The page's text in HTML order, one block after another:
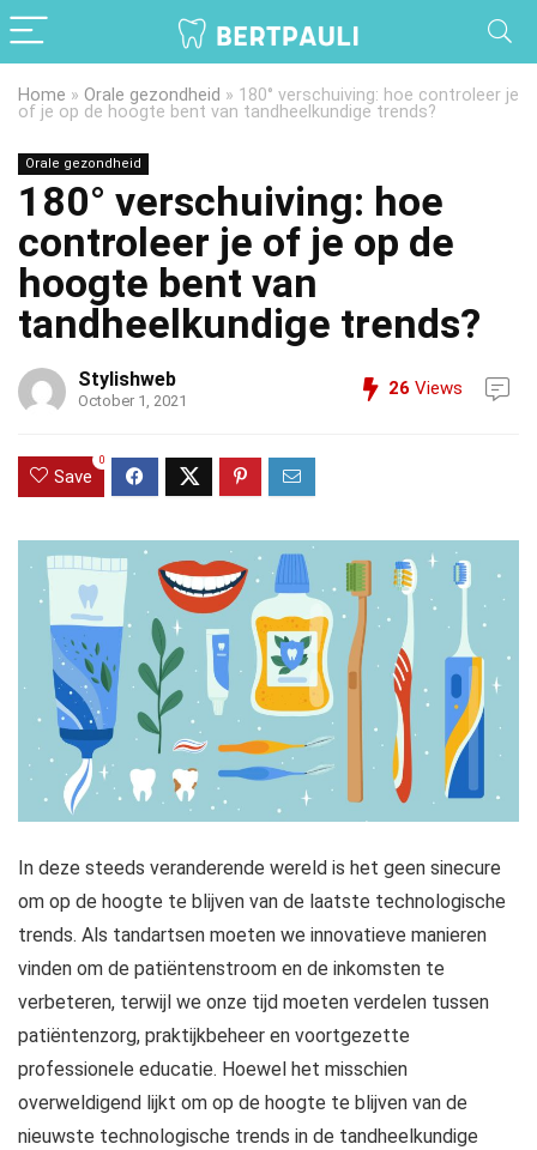
Home » Orale gezondheid » 180° verschuiving: hoe controleer je
of je op de hoogte bent van tandheelkundige trends?
Orale gezondheid
180° verschuiving: hoe
controleer je of je op de
hoogte bent van
tandheelkundige trends?
Stylishweb
October 1, 2021
26 Views
Save
0
In deze steeds veranderende wereld is het geen sinecure
om op de hoogte te blijven van de laatste technologische
trends. Als tandartsen moeten we innovatieve manieren
vinden om de patiëntenstroom en de inkomsten te
verbeteren, terwijl we onze tijd moeten verdelen tussen
patiëntenzorg, praktijkbeheer en voortgezette
professionele educatie. Hoewel het misschien
overweldigend lijkt om op de hoogte te blijven van de
nieuwste technologische trends in de tandheelkundige